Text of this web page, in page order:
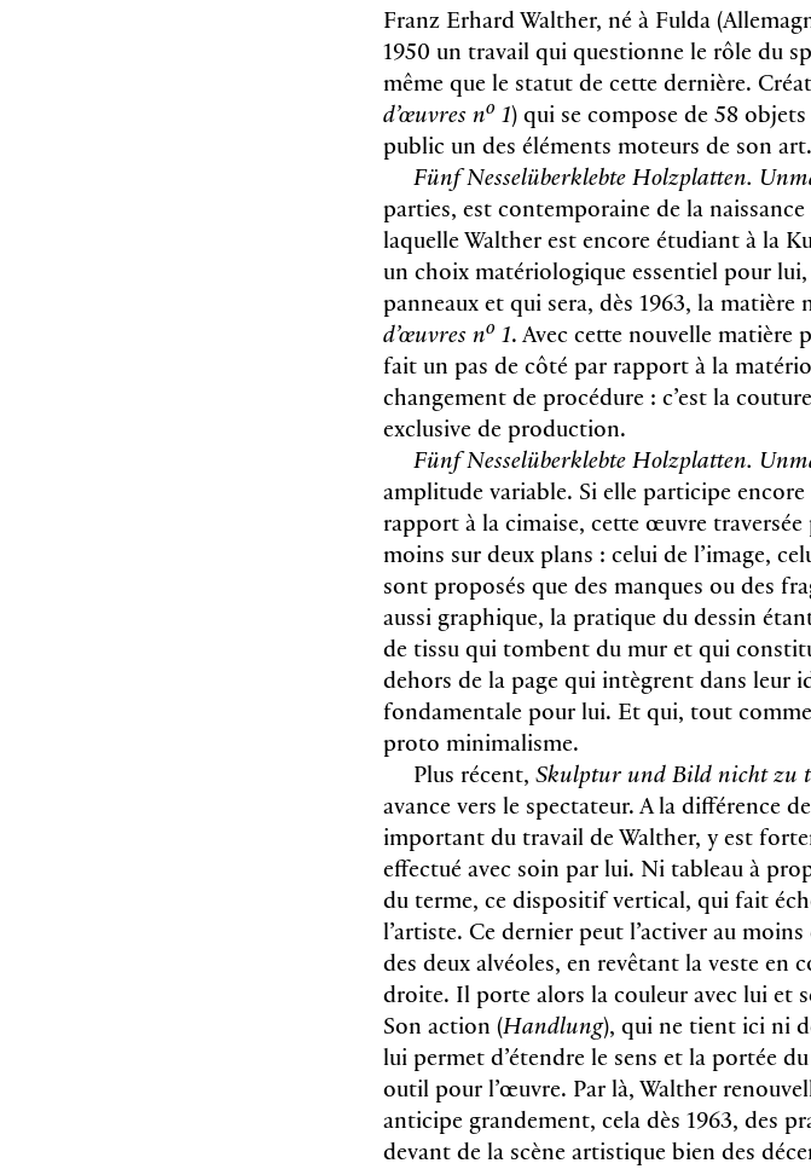
Franz Erhard Walther, né à Fulda
1950 un travail qui questionne le rôle du
même que le statut de cette dernière.
d’œuvres no 1) qui se compose de 58
public un des éléments moteurs de son art.
Fünf Nesselüberklebte Holzplatten.
parties, est contemporaine de la
laquelle Walther est encore étudiant à la
un choix matériologique essentiel pour
panneaux et qui sera, dès 1963, la matière
d’œuvres no 1. Avec cette nouvelle matière
fait un pas de côté par rapport à la
changement de procédure : c’est la
exclusive de production.
Fünf Nesselüberklebte Holzplatten.
amplitude variable. Si elle participe
rapport à la cimaise, cette œuvre
moins sur deux plans : celui de l’image,
sont proposés que des manques ou des
aussi graphique, la pratique du dessin
de tissu qui tombent du mur et qui
dehors de la page qui intègrent dans leur
fondamentale pour lui. Et qui, tout
proto minimalisme.
Plus récent, Skulptur und Bild nicht zu
avance vers le spectateur. A la différence
important du travail de Walther, y est
effectué avec soin par lui. Ni tableau à
du terme, ce dispositif vertical, qui fait
l’artiste. Ce dernier peut l’activer au
des deux alvéoles, en revêtant la veste en
droite. Il porte alors la couleur avec lui et
Son action (Handlung), qui ne tient ici ni
lui permet d’étendre le sens et la portée
outil pour l’œuvre. Par là, Walther
anticipe grandement, cela dès 1963, des
devant de la scène artistique bien des